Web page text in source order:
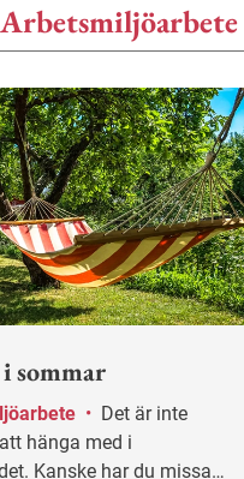
Arbetsmiljöarbete
sommar
•
hänga med i
Kanske har du missat